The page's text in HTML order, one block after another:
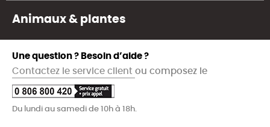
Animaux & plantes
Une question ? Besoin d’aide ?
Contactez le service client ou composez le
Du lundi au samedi de 10h à 18h.